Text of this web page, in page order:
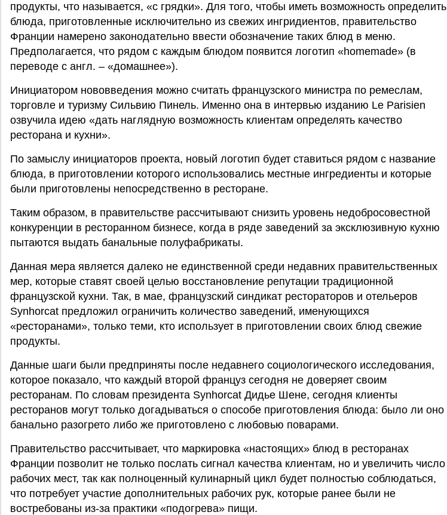
продукты, что называется, «с грядки». Для того, чтобы иметь возможность определить
блюда, приготовленные исключительно из свежих ингридиентов, правительство
Франции намерено законодательно ввести обозначение таких блюд в меню.
Предполагается, что рядом с каждым блюдом появится логотип «homemade» (в
переводе с англ. – «домашнее»).
Инициатором нововведения можно считать французского министра по ремеслам,
торговле и туризму Сильвию Пинель. Именно она в интервью изданию Le Parisien
озвучила идею «дать наглядную возможность клиентам определять качество
ресторана и кухни».
По замыслу инициаторов проекта, новый логотип будет ставиться рядом с название
блюда, в приготовлении которого использовались местные ингредиенты и которые
были приготовлены непосредственно в ресторане.
Таким образом, в правительстве рассчитывают снизить уровень недобросовестной
конкуренции в ресторанном бизнесе, когда в ряде заведений за эксклюзивную кухню
пытаются выдать банальные полуфабрикаты.
Данная мера является далеко не единственной среди недавних правительственных
мер, которые ставят своей целью восстановление репутации традиционной
французской кухни. Так, в мае, французский синдикат рестораторов и отельеров
Synhorcat предложил ограничить количество заведений, именующихся
«ресторанами», только теми, кто использует в приготовлении своих блюд свежие
продукты.
Данные шаги были предприняты после недавнего социологического исследования,
которое показало, что каждый второй француз сегодня не доверяет своим
ресторанам. По словам президента Synhorcat Дидье Шене, сегодня клиенты
ресторанов могут только догадываться о способе приготовления блюда: было ли оно
банально разогрето либо же приготовлено с любовью поварами.
Правительство рассчитывает, что маркировка «настоящих» блюд в ресторанах
Франции позволит не только послать сигнал качества клиентам, но и увеличить число
рабочих мест, так как полноценный кулинарный цикл будет полностью соблюдаться,
что потребует участие дополнительных рабочих рук, которые ранее были не
востребованы из-за практики «подогрева» пищи.